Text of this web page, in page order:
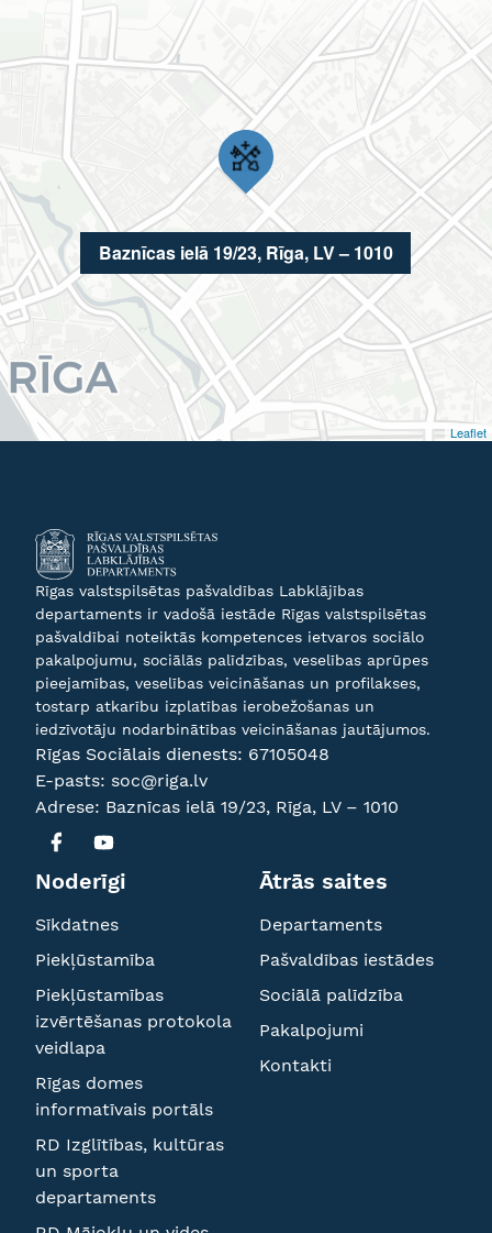
Baznīcas ielā 19/23, Rīga, LV – 1010
Leaflet
Rīgas valstspilsētas pašvaldības Labklājības
departaments ir vadošā iestāde Rīgas valstspilsētas
pašvaldībai noteiktās kompetences ietvaros sociālo
pakalpojumu, sociālās palīdzības, veselības aprūpes
pieejamības, veselības veicināšanas un profilakses,
tostarp atkarību izplatības ierobežošanas un
iedzīvotāju nodarbinātības veicināšanas jautājumos.
Rīgas Sociālais dienests: 67105048
E-pasts: soc@riga.lv
Adrese: Baznīcas ielā 19/23, Rīga, LV – 1010
Noderīgi
Sīkdatnes
Piekļūstamība
Piekļūstamības
izvērtēšanas protokola
veidlapa
Rīgas domes
informatīvais portāls
RD Izglītības, kultūras
un sporta
departaments
Ātrās saites
Departaments
Pašvaldības iestādes
Sociālā palīdzība
Pakalpojumi
Kontakti